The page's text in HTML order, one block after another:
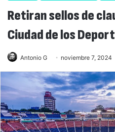
Retiran sellos de
Ciudad de los
Antonio G noviembre 7, 2024